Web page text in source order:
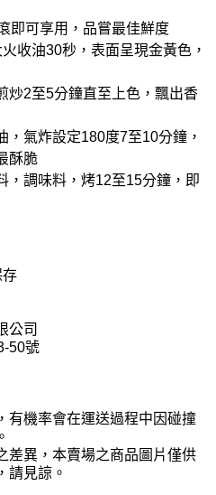
即可享用，品嘗最佳鮮度
收油30秒，表面呈現金黃色，
炒2至5分鐘直至上色，飄出香
，氣炸設定180度7至10分鐘，
酥脆
，調味料，烤12至15分鐘，即
存
公司
50號
有機率會在運送過程中因碰撞
差異，本賣場之商品圖片僅供
請見諒。